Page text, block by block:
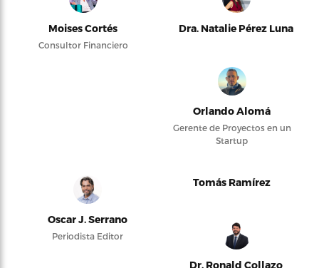
Moises Cortés
Consultor Financiero
Dra. Natalie Pérez Luna
Orlando Alomá
Gerente de Proyectos en un
Startup
Oscar J. Serrano
Periodista Editor
Tomás Ramírez
Dr. Ronald Collazo